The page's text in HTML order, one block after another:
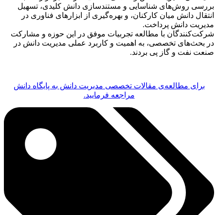
بررسی روش‌های شناسایی و مستندسازی دانش کلیدی، تسهیل
انتقال دانش میان کارکنان، و بهره‌گیری از ابزارهای فناوری در
مدیریت دانش پرداخت.
شرکت‌کنندگان با مطالعه تجربیات موفق در این حوزه و مشارکت
در بحث‌های تخصصی، به اهمیت و کاربرد عملی مدیریت دانش در
صنعت نفت و گاز پی بردند.
برای مطالعه‌ی مقالات تخصصی مدیریت دانش به پایگاه دانش
مراجعه فرمایید.